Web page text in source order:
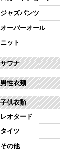
ジャズパンツ
オーバーオール
ニット
サウナ
男性衣類
子供衣類
レオタード
タイツ
その他